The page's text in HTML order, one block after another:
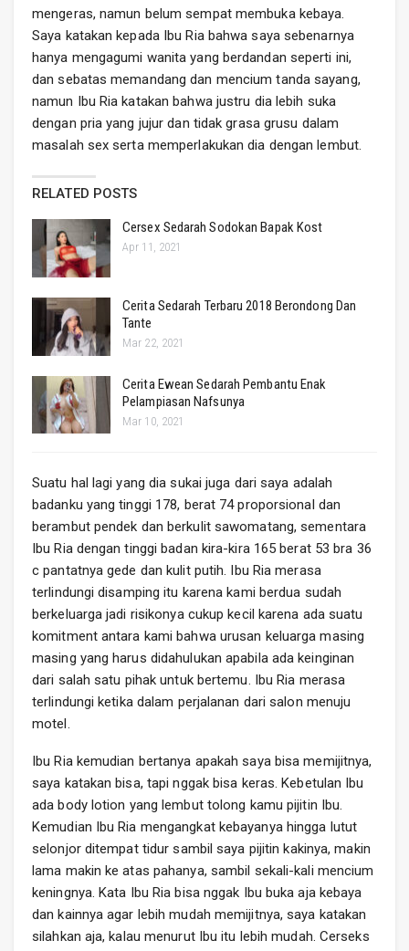
mengeras, namun belum sempat membuka kebaya.
Saya katakan kepada Ibu Ria bahwa saya sebenarnya
hanya mengagumi wanita yang berdandan seperti ini,
dan sebatas memandang dan mencium tanda sayang,
namun Ibu Ria katakan bahwa justru dia lebih suka
dengan pria yang jujur dan tidak grasa grusu dalam
masalah sex serta memperlakukan dia dengan lembut.
RELATED POSTS
Cersex Sedarah Sodokan Bapak Kost
Apr 11, 2021
Cerita Sedarah Terbaru 2018 Berondong Dan
Tante
Mar 22, 2021
Cerita Ewean Sedarah Pembantu Enak
Pelampiasan Nafsunya
Mar 10, 2021
Suatu hal lagi yang dia sukai juga dari saya adalah
badanku yang tinggi 178, berat 74 proporsional dan
berambut pendek dan berkulit sawomatang, sementara
Ibu Ria dengan tinggi badan kira-kira 165 berat 53 bra 36
c pantatnya gede dan kulit putih. Ibu Ria merasa
terlindungi disamping itu karena kami berdua sudah
berkeluarga jadi risikonya cukup kecil karena ada suatu
komitment antara kami bahwa urusan keluarga masing
masing yang harus didahulukan apabila ada keinginan
dari salah satu pihak untuk bertemu. Ibu Ria merasa
terlindungi ketika dalam perjalanan dari salon menuju
motel.
Ibu Ria kemudian bertanya apakah saya bisa memijitnya,
saya katakan bisa, tapi nggak bisa keras. Kebetulan Ibu
ada body lotion yang lembut tolong kamu pijitin Ibu.
Kemudian Ibu Ria mengangkat kebayanya hingga lutut
selonjor ditempat tidur sambil saya pijitin kakinya, makin
lama makin ke atas pahanya, sambil sekali-kali mencium
keningnya. Kata Ibu Ria bisa nggak Ibu buka aja kebaya
dan kainnya agar lebih mudah memijitnya, saya katakan
silahkan aja, kalau menurut Ibu itu lebih mudah. Cerseks